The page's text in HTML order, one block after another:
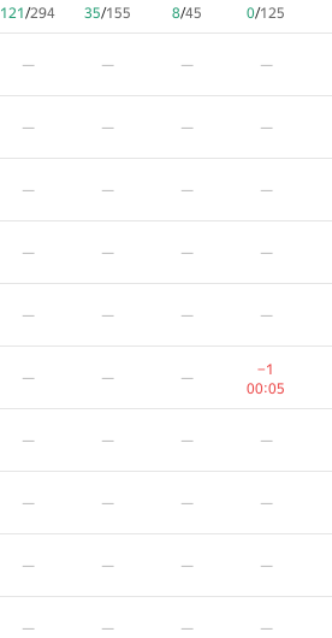
121/294 35/155 8/45 0/125
— — — —
— — — —
— — — —
— — — —
— — — —
— — —
−1
00:05
— — — —
— — — —
— — — —
— — — —